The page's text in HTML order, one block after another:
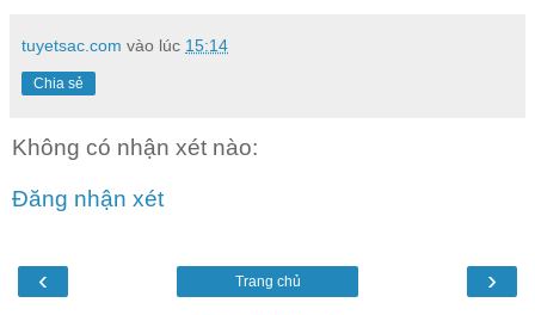
tuyetsac.com vào lúc 15:14
Chia sẻ
Không có nhận xét nào:
Đăng nhận xét
‹ ›
Trang chủ